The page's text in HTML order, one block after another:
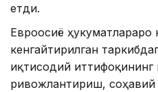
етди.
Евроосиё ҳукуматлараро
кенгайтирилган
иқтисодий иттифоқининг
ривожлантириш, соҳавий